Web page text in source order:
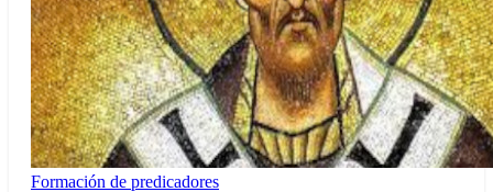
Formación de predicadores